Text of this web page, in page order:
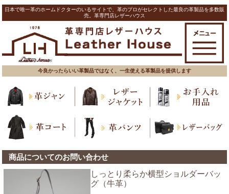
日本で唯一革のホームドクターのいるサイトで、革のプロがセレクトした最良の革製品を多数販
売。革専門店レザーハウス
今良かったらいい革製品ではなく、一生使える革製品を提供します
商品についてのお問い合わせ
しっとり柔らか横型ショルダーバッ
グ（牛革）